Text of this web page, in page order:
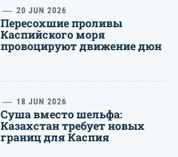
20 JUN 2026
Пересохшие проливы
Каспийского моря
провоцируют движение дюн
18 JUN 2026
Суша вместо шельфа:
Казахстан требует новых
границ для Каспия